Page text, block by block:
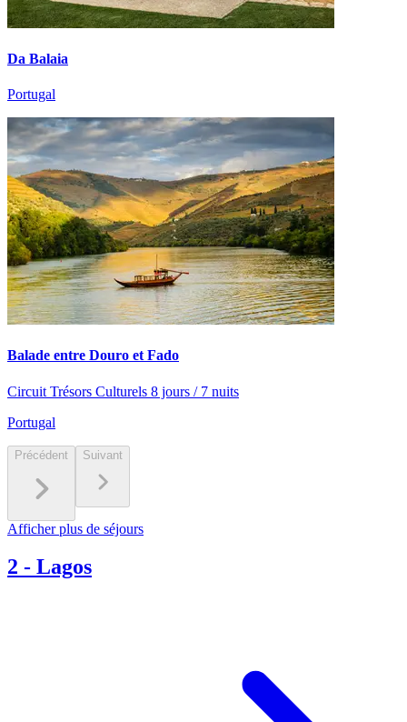
Da Balaia
Portugal
Balade entre Douro et Fado
Circuit Trésors Culturels 8 jours / 7 nuits
Portugal
Précédent Suivant
Afficher plus de séjours
2 - Lagos